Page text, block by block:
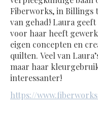
Fiberworks, in Billings
van gehad! Laura
voor haar heeft
eigen concepten en
quilten. Veel van
maar haar
interessanter!
https://